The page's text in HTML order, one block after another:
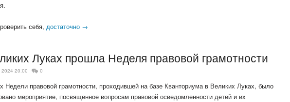
себя, достаточно →
Луках прошла Неделя правовой грамотности
2024 20:00 0
Недели правовой грамотности, проходившей на базе Кванториума в Великих Луках, было
мероприятие, посвященное вопросам правовой осведомленности детей и их